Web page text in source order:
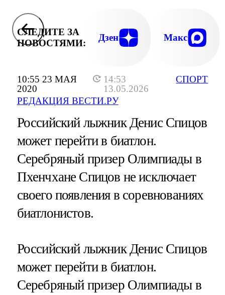
10:55 23 МАЯ
2020
14:53
13.05.2026
РЕДАКЦИЯ ВЕСТИ.РУ
СПОРТ
СЛЕДИТЕ ЗА
НОВОСТЯМИ:
Дзен Макс
Российский лыжник Денис Спицов
может перейти в биатлон.
Серебряный призер Олимпиады в
Пхенчхане Спицов не исключает
своего появления в соревнованиях
биатлонистов.
Российский лыжник Денис Спицов
может перейти в биатлон.
Серебряный призер Олимпиады в